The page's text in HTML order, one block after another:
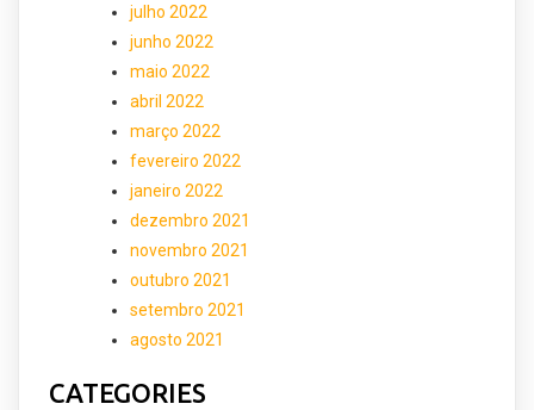
julho 2022
junho 2022
maio 2022
abril 2022
março 2022
fevereiro 2022
janeiro 2022
dezembro 2021
novembro 2021
outubro 2021
setembro 2021
agosto 2021
CATEGORIES